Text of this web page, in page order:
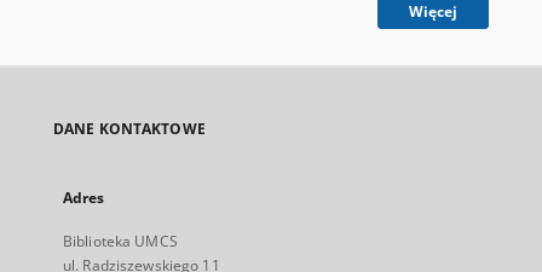
Więcej
DANE KONTAKTOWE
Adres
Biblioteka UMCS
ul. Radziszewskiego 11